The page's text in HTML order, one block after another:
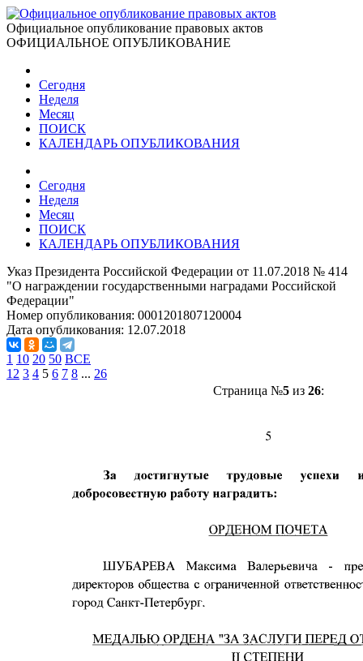
Официальное опубликование правовых актов
ОФИЦИАЛЬНОЕ ОПУБЛИКОВАНИЕ
Сегодня
Неделя
Месяц
ПОИСК
КАЛЕНДАРЬ ОПУБЛИКОВАНИЯ
Сегодня
Неделя
Месяц
ПОИСК
КАЛЕНДАРЬ ОПУБЛИКОВАНИЯ
Указ Президента Российской Федерации от 11.07.2018 № 414
"О награждении государственными наградами Российской
Федерации"
Номер опубликования: 0001201807120004
Дата опубликования: 12.07.2018
1 10 20 50 ВСЕ
1 2 3 4 5 6 7 8 ... 26
Страница №5из 26: